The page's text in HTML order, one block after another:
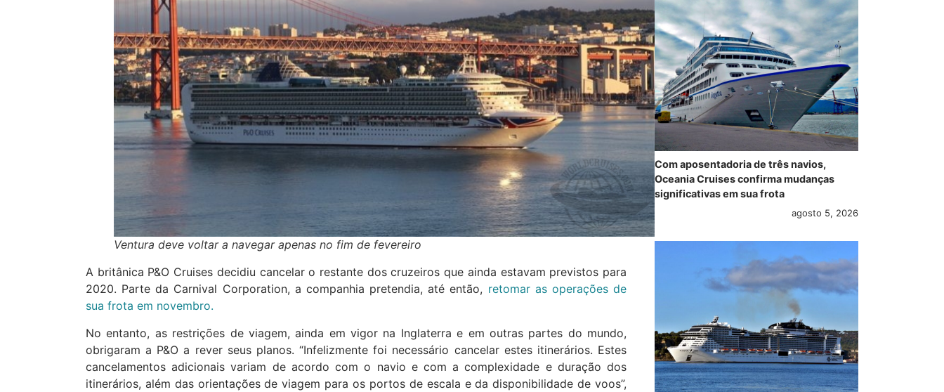
Ventura deve voltar a navegar apenas no fim de fevereiro
A britânica P&O Cruises decidiu cancelar o restante dos cruzeiros que ainda estavam previstos para
2020. Parte da Carnival Corporation, a companhia pretendia, até então, retomar as operações de
sua frota em novembro.
No entanto, as restrições de viagem, ainda em vigor na Inglaterra e em outras partes do mundo,
obrigaram a P&O a rever seus planos. “Infelizmente foi necessário cancelar estes itinerários. Estes
cancelamentos adicionais variam de acordo com o navio e com a complexidade e duração dos
itinerários, além das orientações de viagem para os portos de escala e da disponibilidade de voos”,
Com aposentadoria de três navios,
Oceania Cruises confirma mudanças
significativas em sua frota
agosto 5, 2026